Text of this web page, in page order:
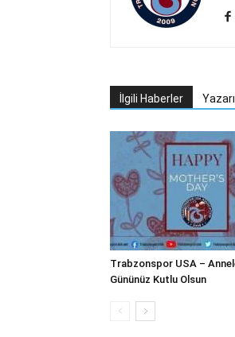
İlgili Haberler
Trabzonspor USA –
Gününüz Kutlu Olsun